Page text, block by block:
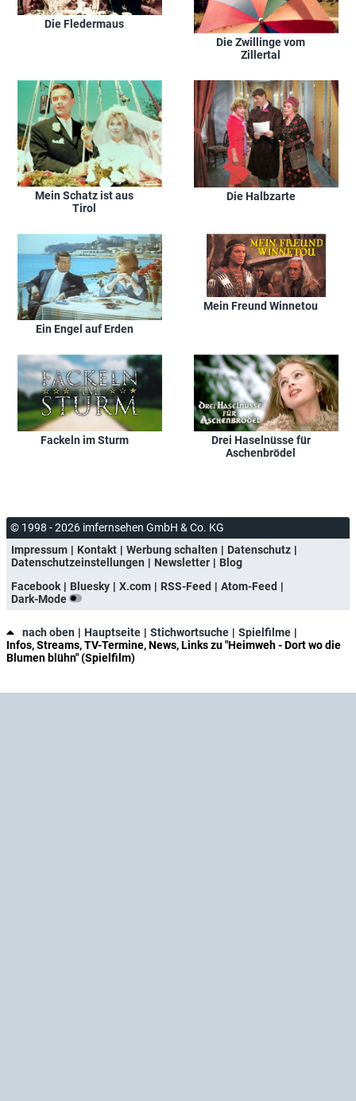
Die Fledermaus
Die Zwillinge vom
Zillertal
Mein Schatz ist aus
Tirol
Die Halbzarte
Ein Engel auf Erden
Mein Freund Winnetou
Fackeln im Sturm
Drei Haselnüsse für
Aschenbrödel
© 1998 - 2026 imfernsehen GmbH & Co. KG
Impressum
Kontakt Werbung schalten
Datenschutz
Datenschutzeinstellungen
Newsletter
Blog
Facebook
Bluesky X.com RSS-Feed
Atom-Feed
Dark-Mode
nach oben Hauptseite Stichwortsuche
Spielfilme
Infos, Streams, TV-Termine, News, Links zu "Heimweh - Dort wo die
Blumen blühn" (Spielfilm)